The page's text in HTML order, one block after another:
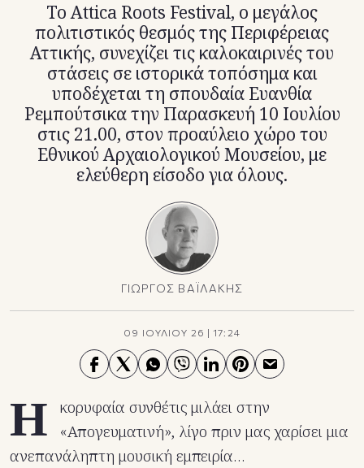
Το Attica Roots Festival, ο μεγάλος
πολιτιστικός θεσμός της Περιφέρειας
Αττικής, συνεχίζει τις καλοκαιρινές του
στάσεις σε ιστορικά τοπόσημα και
υποδέχεται τη σπουδαία Ευανθία
Ρεμπούτσικα την Παρασκευή 10 Ιουλίου
στις 21.00, στον προαύλειο χώρο του
Εθνικού Αρχαιολογικού Μουσείου, με
ελεύθερη είσοδο για όλους.
ΓΙΩΡΓΟΣ ΒΑΪΛΑΚΗΣ
09 ΙΟΥΛΙΟΥ 26 |17:24
Η
κορυφαία συνθέτις μιλάει στην
«Απογευματινή», λίγο πριν μας χαρίσει μια
ανεπανάληπτη μουσική εμπειρία…